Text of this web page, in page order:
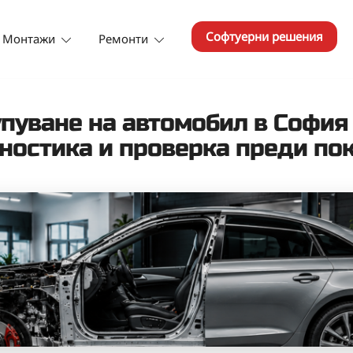
Монтажи Ремонти Софтуерни решения
на автомобил в
и проверка преди